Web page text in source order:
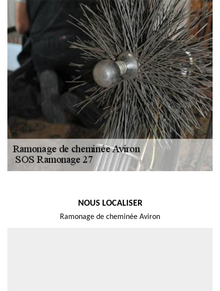
NOUS LOCALISER
Ramonage de cheminée Aviron